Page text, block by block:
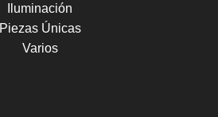
Iluminación
Piezas Únicas
Varios